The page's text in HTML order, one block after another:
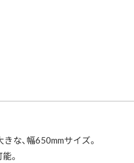
な、幅650mmサイズ。
。